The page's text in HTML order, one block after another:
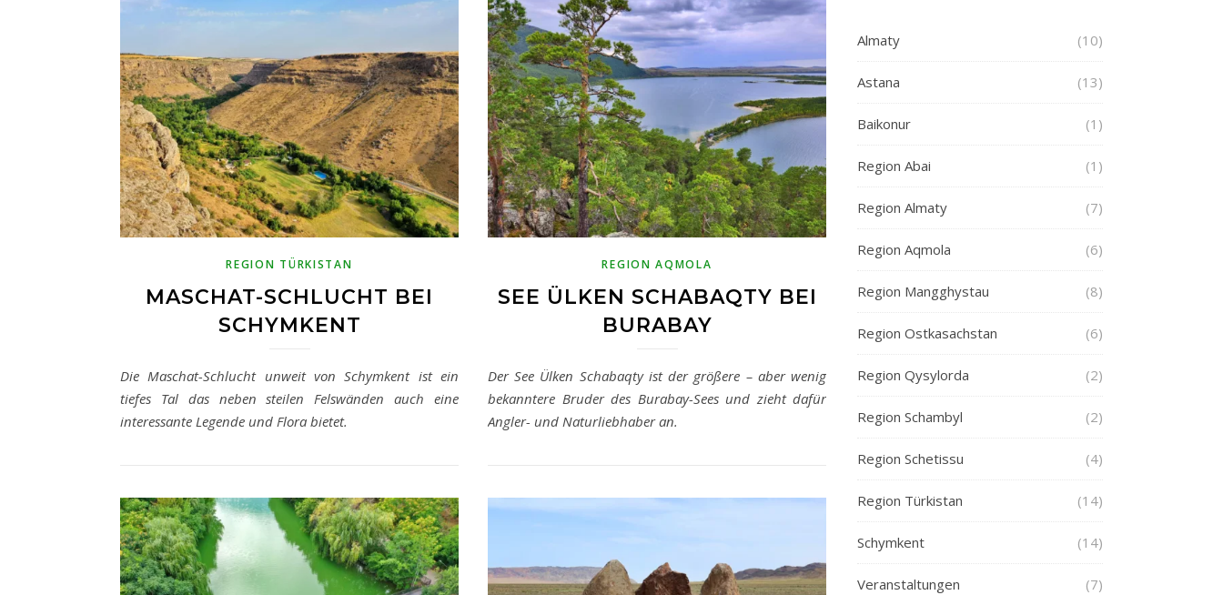
REGION TÜRKISTAN
MASCHAT-SCHLUCHT BEI
SCHYMKENT
Die Maschat-Schlucht unweit von Schymkent ist ein
tiefes Tal das neben steilen Felswänden auch eine
interessante Legende und Flora bietet.
REGION AQMOLA
SEE ÜLKEN SCHABAQTY BEI
BURABAY
Der See Ülken Schabaqty ist der größere – aber wenig
bekanntere Bruder des Burabay-Sees und zieht dafür
Angler- und Naturliebhaber an.
Almaty (10)
Astana (13)
Baikonur (1)
Region Abai (1)
Region Almaty (7)
Region Aqmola (6)
Region Mangghystau (8)
Region Ostkasachstan (6)
Region Qysylorda (2)
Region Schambyl (2)
Region Schetissu (4)
Region Türkistan (14)
Schymkent (14)
Veranstaltungen (7)